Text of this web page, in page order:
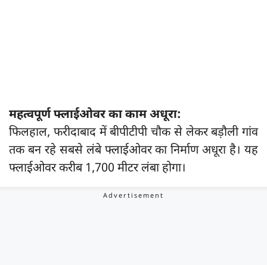
महत्वपूर्ण फ्लाईओवर का काम अधूरा:
फिलहाल, फरीदाबाद में बीपीटीपी चौक से लेकर बड़ौली गांव
तक बन रहे सबसे लंबे फ्लाईओवर का निर्माण अधूरा है। यह
फ्लाईओवर करीब 1,700 मीटर लंबा होगा।